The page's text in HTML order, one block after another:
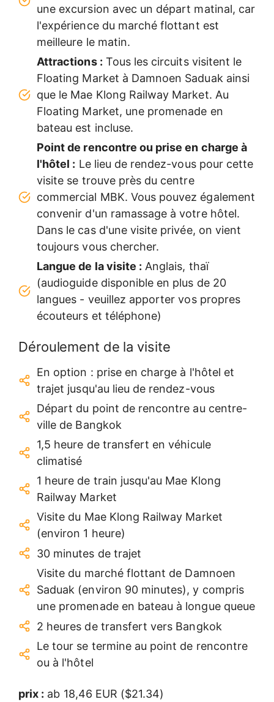
une excursion avec un départ matinal, car
l'expérience du marché flottant est
meilleure le matin.
Attractions : Tous les circuits visitent le
Floating Market à Damnoen Saduak ainsi
que le Mae Klong Railway Market. Au
Floating Market, une promenade en
bateau est incluse.
Point de rencontre ou prise en charge à
l'hôtel : Le lieu de rendez-vous pour cette
visite se trouve près du centre
commercial MBK. Vous pouvez également
convenir d'un ramassage à votre hôtel.
Dans le cas d'une visite privée, on vient
toujours vous chercher.
Langue de la visite : Anglais, thaï
(audioguide disponible en plus de 20
langues - veuillez apporter vos propres
écouteurs et téléphone)
Déroulement de la visite
En option : prise en charge à l'hôtel et
trajet jusqu'au lieu de rendez-vous
Départ du point de rencontre au centre-
ville de Bangkok
1,5 heure de transfert en véhicule
climatisé
1 heure de train jusqu'au Mae Klong
Railway Market
Visite du Mae Klong Railway Market
(environ 1 heure)
30 minutes de trajet
Visite du marché flottant de Damnoen
Saduak (environ 90 minutes), y compris
une promenade en bateau à longue queue
2 heures de transfert vers Bangkok
Le tour se termine au point de rencontre
ou à l'hôtel
prix : ab 18,46 EUR ($21.34)